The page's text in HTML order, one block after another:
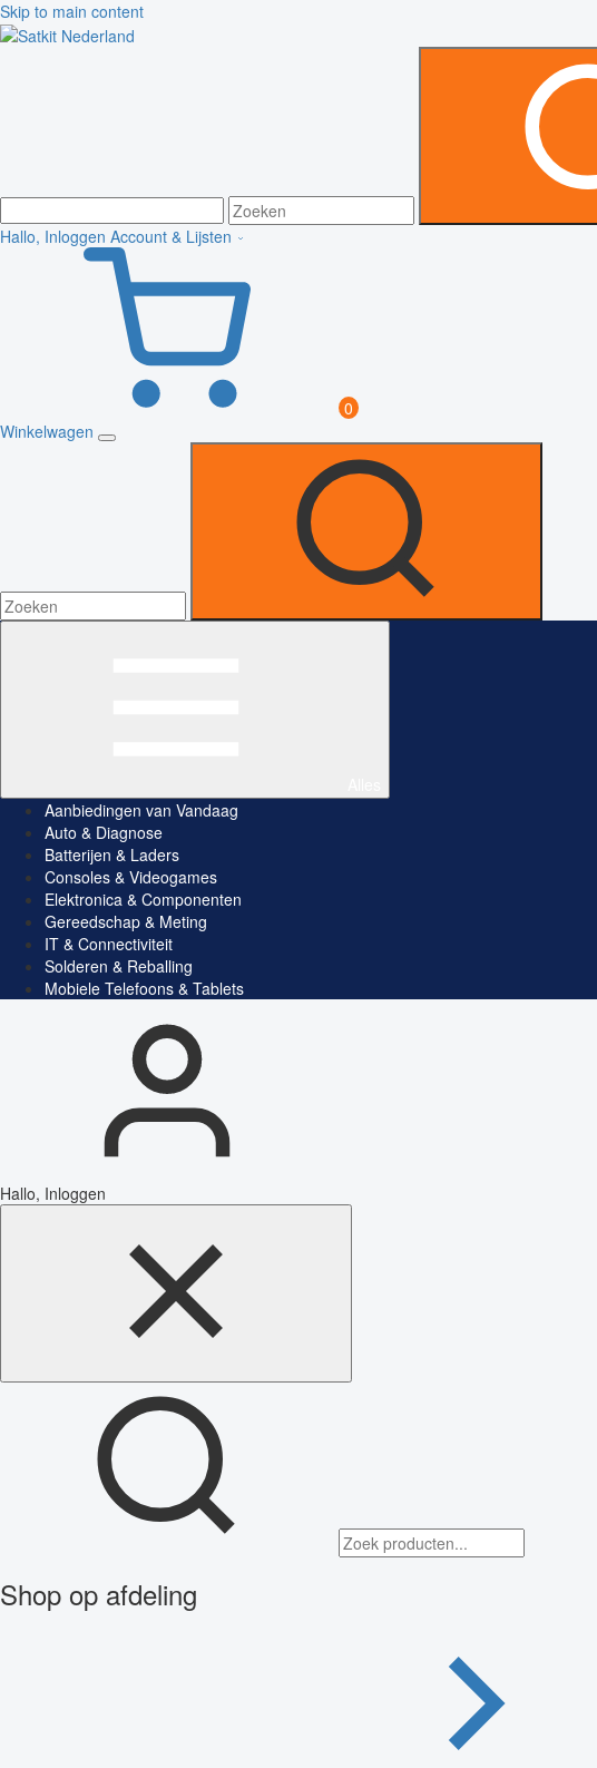
Skip to main content
Hallo, Inloggen Account & Lijsten
0
Winkelwagen
Aanbiedingen van Vandaag
Auto & Diagnose
Batterijen & Laders
Consoles & Videogames
Elektronica & Componenten
Gereedschap & Meting
IT & Connectiviteit
Solderen & Reballing
Mobiele Telefoons & Tablets
Hallo, Inloggen
Shop op afdeling